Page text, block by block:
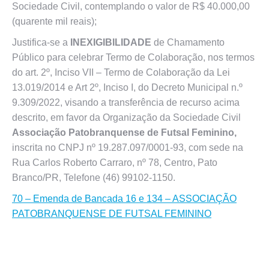
Sociedade Civil, contemplando o valor de R$ 40.000,00
(quarente mil reais);
Justifica-se a INEXIGIBILIDADE de Chamamento
Público para celebrar Termo de Colaboração, nos termos
do art. 2º, Inciso VII – Termo de Colaboração da Lei
13.019/2014 e Art 2º, Inciso I, do Decreto Municipal n.º
9.309/2022, visando a transferência de recurso acima
descrito, em favor da Organização da Sociedade Civil
Associação Patobranquense de Futsal Feminino,
inscrita no CNPJ nº 19.287.097/0001-93, com sede na
Rua Carlos Roberto Carraro, nº 78, Centro, Pato
Branco/PR, Telefone (46) 99102-1150.
70 – Emenda de Bancada 16 e 134 – ASSOCIAÇÃO
PATOBRANQUENSE DE FUTSAL FEMININO